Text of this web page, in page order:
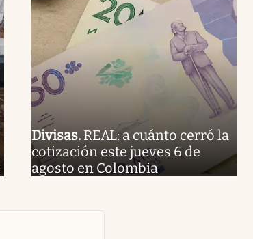
Divisas. REAL: a cuánto cerró la
cotización este jueves 6 de
agosto en Colombia